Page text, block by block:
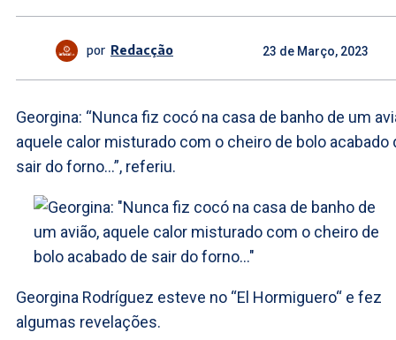
por Redacção 23 de Março, 2023
Georgina: “Nunca fiz cocó na casa de banho de um
aquele calor misturado com o cheiro de bolo acabado
sair do forno…”, referiu.
Georgina Rodríguez esteve no “El Hormiguero“ e fez
algumas revelações.